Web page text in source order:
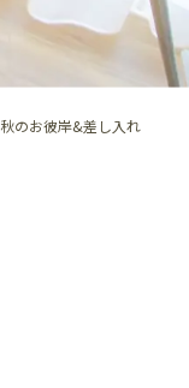
秋のお彼岸&差し入れ